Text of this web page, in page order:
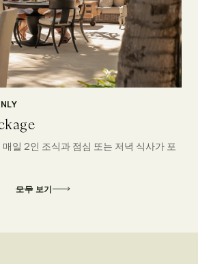
모두 보기
일 2인 조식과 점심 또는 저녁 식사가 포